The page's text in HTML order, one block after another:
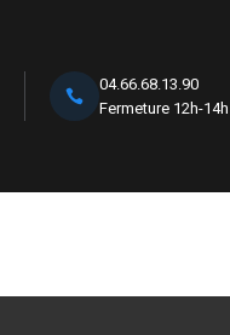
04.66.68.13.90
Fermeture 12h-14h